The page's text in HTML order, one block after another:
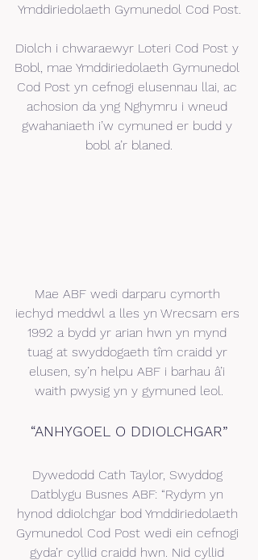
Ymddiriedolaeth Gymunedol Cod Post.
Diolch i chwaraewyr Loteri Cod Post y
Bobl, mae Ymddiriedolaeth Gymunedol
Cod Post yn cefnogi elusennau llai, ac
achosion da yng Nghymru i wneud
gwahaniaeth i’w cymuned er budd y
bobl a’r blaned.
Mae ABF wedi darparu cymorth
iechyd meddwl a lles yn Wrecsam ers
1992 a bydd yr arian hwn yn mynd
tuag at swyddogaeth tîm craidd yr
elusen, sy’n helpu ABF i barhau â’i
waith pwysig yn y gymuned leol.
“ANHYGOEL O DDIOLCHGAR”
Dywedodd Cath Taylor, Swyddog
Datblygu Busnes ABF: “Rydym yn
hynod ddiolchgar bod Ymddiriedolaeth
Gymunedol Cod Post wedi ein cefnogi
gyda’r cyllid craidd hwn. Nid cyllid